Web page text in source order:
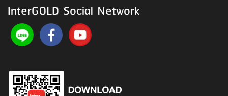
InterGOLD Social Network